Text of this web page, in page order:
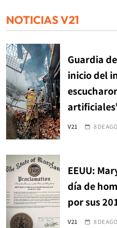
NOTICIAS V21
Guardia
inicio del
V21 8 DE
EEUU:
día de
por sus
V21 8 DE